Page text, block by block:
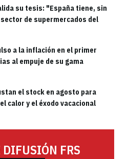
su tesis: "España tiene, sin
de supermercados del
a la inflación en el primer
al empuje de su gama
el stock en agosto para
calor y el éxodo vacacional
DIFUSIÓN FRS